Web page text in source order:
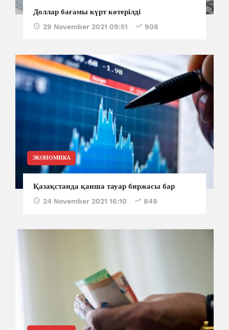
Доллар бағамы күрт көтерілді
29 November 2021 09:51 908
ЭКОНОМИКА
Қазақстанда қанша тауар биржасы бар
24 November 2021 16:10 849